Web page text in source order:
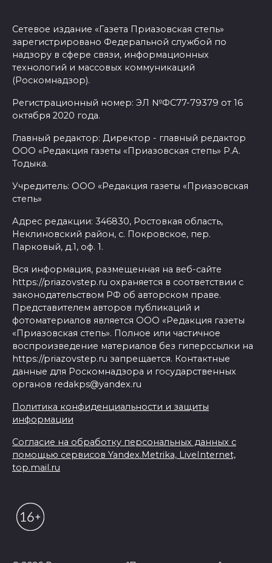
Сетевое издание «Газета Приазовская степь»
зарегистрировано Федеральной службой по
надзору в сфере связи, информационных
технологий и массовых коммуникаций
(Роскомнадзор).
Регистрационный номер: ЭЛ №ФС77-79379 от 16
октября 2020 года.
Главный редактор: Директор - главный редактор
ООО «Редакция газеты «Приазовская степь» Р.А.
Тодыка.
Учредитель: ООО «Редакция газеты «Приазовская
степь»
Адрес редакции: 346830, Ростовкая область,
Неклиновский район, с. Покровское, пер.
Парковый, д.1, оф. 1.
Вся информация, размещенная на веб-сайте
https://priazovstep.ru охраняется в соответствии с
законодательством РФ об авторском праве.
Представителем авторов публикаций и
фотоматериалов является ООО «Редакция газеты
«Приазовская степь». Полное или частичное
воспроизведение материалов без гиперссылки на
https://priazovstep.ru запрещается. Контактные
данные для Роскомнадзора и государственных
органов redakps@yandex.ru
Политика конфиденциальности и защиты
информации
Согласие на обработку персональных данных с
помощью сервисов Yandex.Metrika, LiveInternet,
top.mail.ru